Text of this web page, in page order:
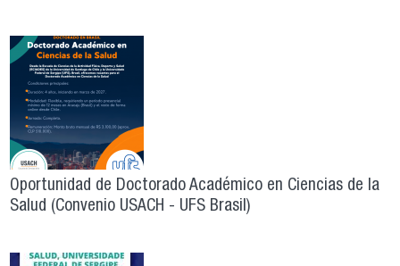
Oportunidad de Doctorado Académico en Ciencias de la
Salud (Convenio USACH - UFS Brasil)